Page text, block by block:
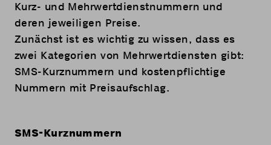
Kurz- und Mehrwertdienstnummern und
deren jeweiligen Preise.
Zunächst ist es wichtig zu wissen, dass es
zwei Kategorien von Mehrwertdiensten gibt:
SMS-Kurznummern und kostenpflichtige
Nummern mit Preisaufschlag.
SMS-Kurznummern